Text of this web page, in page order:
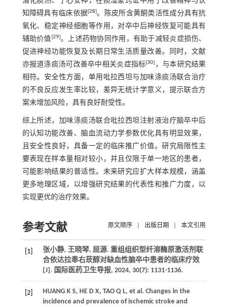
知障碍具有临床依据[28]。陈皮所含黄酮类活性成分具有抗
氧化、稳定神经细胞等作用，对卒中后神经恢复可能具有
辅助价值 [29]。上述药物协同作用，有助于减轻炎症损伤、
促进神经功能恢复及长期日常生活质量改善。同时，文献
亦报道涤痰汤可改善卒中相关炎症指标[30] ，与本研究结果
相符。安全性方面，单用吡拉西坦与加味涤痰汤联合治疗
的不良反应发生率比较，差异无统计学意义，提示联合方
案未增加风险，具有良好耐受性。
综上所述，加味涤痰汤联合吡拉西坦注射液治疗脑卒中后
的认知功能改善、脑血流动力学参数优化具有明显效果，
且安全性良好，具备一定的临床推广价值。研究局限性主
要表现在样本量相对较小，并且仅限于单一地区的患者，
可能影响结果的普适性。未来研究应扩大样本规模，涵盖
更多地理区域，以增强研究结果的代表性和推广力度，以
实现更优的治疗效果。
参考文献 原文顺序 出版日期 本文引用
[1]
张小静, 王晓琴, 屈源. 重组组织型纤溶酶原激活剂联
合依达拉奉右莰醇对缺血性脑卒中患者的临床疗效
[J]. 国际医药卫生导报, 2024, 30(7): 1131-1136.
[2]
HUANG K S, HE D X, TAO Q L, et al. Changes in the
incidence and prevalence of ischemic stroke and